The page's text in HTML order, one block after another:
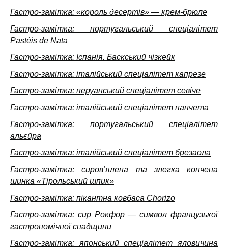
Гастро-замітка: «король десертів» — крем-брюле
Гастро-замітка: португальський спеціалітет
Pastéis de Nata
Гастро-замітка: Іспанія. Баскський чізкейк
Гастро-замітка: італійський спеціалітет капрезе
Гастро-замітка: перуанський спеціалітет севіче
Гастро-замітка: італійський спеціалітет панчета
Гастро-замітка: португальський спеціалітет
альєйра
Гастро-замітка: італійський спеціалітет брезаола
Гастро-замітка: сиров’ялена та злегка копчена
шинка «Тірольський шпик»
Гастро-замітка: пікантна ковбаса Chorizo
Гастро-замітка: сир Рокфор — символ французької
гастрономічної спадщини
Гастро-замітка: японський спеціалітет яловичина